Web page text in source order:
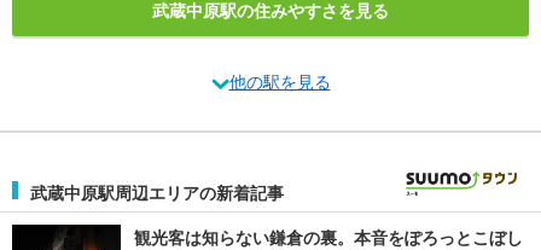
武蔵中原駅の住みやすさを見る
他の駅を見る
武蔵中原駅周辺エリアの新着記事
観光客は知らない鎌倉の裏。本音をぽろっとこぼし